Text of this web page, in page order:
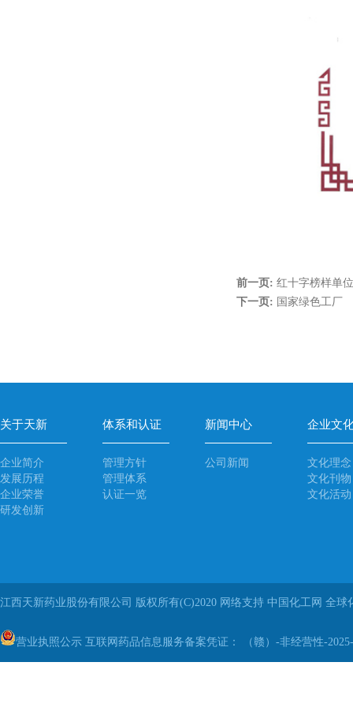
前一页: 红十字榜样单位
下一页: 国家绿色工厂
关于天新
企业简介
发展历程
企业荣誉
研发创新
体系和认证
管理方针
管理体系
认证一览
新闻中心
公司新闻
企业文
文化理念
文化刊物
文化活动
江西天新药业股份有限公司 版权所有(C)2020 网络支持 中国化工网 全球
营业执照公示 互联网药品信息服务备案凭证： （赣）-非经营性-